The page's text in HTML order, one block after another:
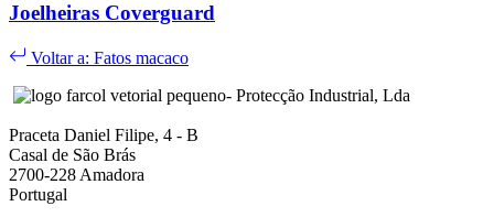
Joelheiras Coverguard
Voltar a: Fatos macaco
- Protecção Industrial, Lda
Praceta Daniel Filipe, 4 - B
Casal de São Brás
2700-228 Amadora
Portugal